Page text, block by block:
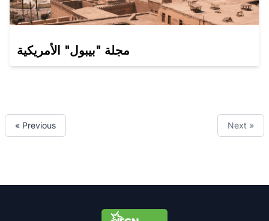
مجلة "بيبول" الأمريكية
« Previous Next »